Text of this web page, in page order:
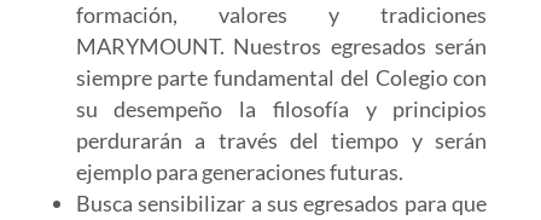
formación, valores y tradiciones
MARYMOUNT. Nuestros egresados serán
siempre parte fundamental del Colegio con
su desempeño la filosofía y principios
perdurarán a través del tiempo y serán
ejemplo para generaciones futuras.
Busca sensibilizar a sus egresados para que